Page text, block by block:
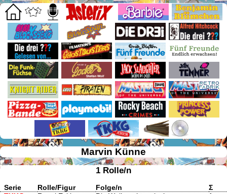
Marvin Künne
1 Rolle/n
Serie Rolle/Figur Folge/n
Σ